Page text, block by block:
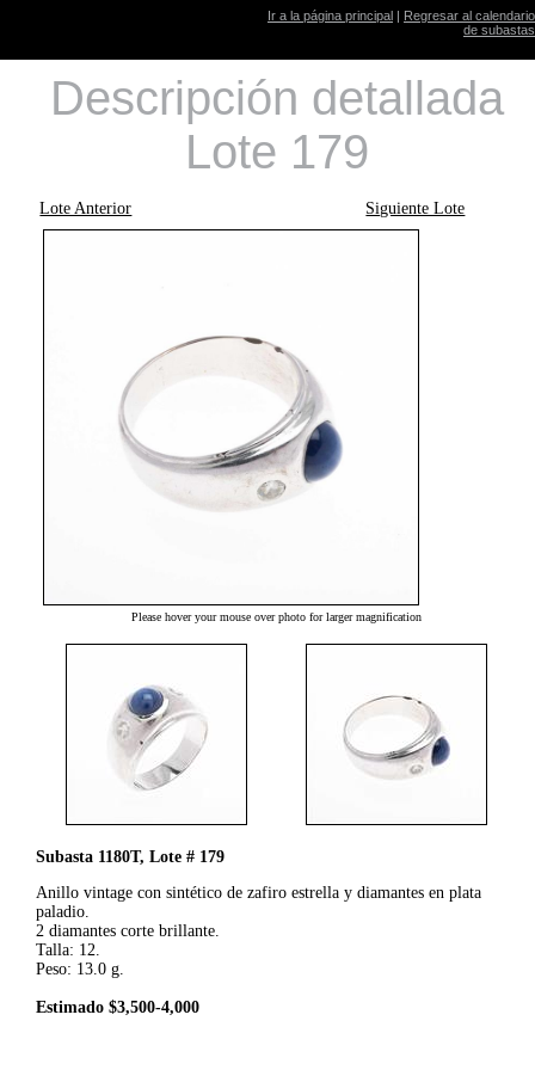
Ir a la página principal | Regresar al calendario
de subastas
Descripción detallada
Lote 179
Lote Anterior Siguiente Lote
Please hover your mouse over photo for larger magnification
Subasta 1180T, Lote # 179
Anillo vintage con sintético de zafiro estrella y diamantes en plata
paladio.
2 diamantes corte brillante.
Talla: 12.
Peso: 13.0 g.
Estimado $3,500-4,000